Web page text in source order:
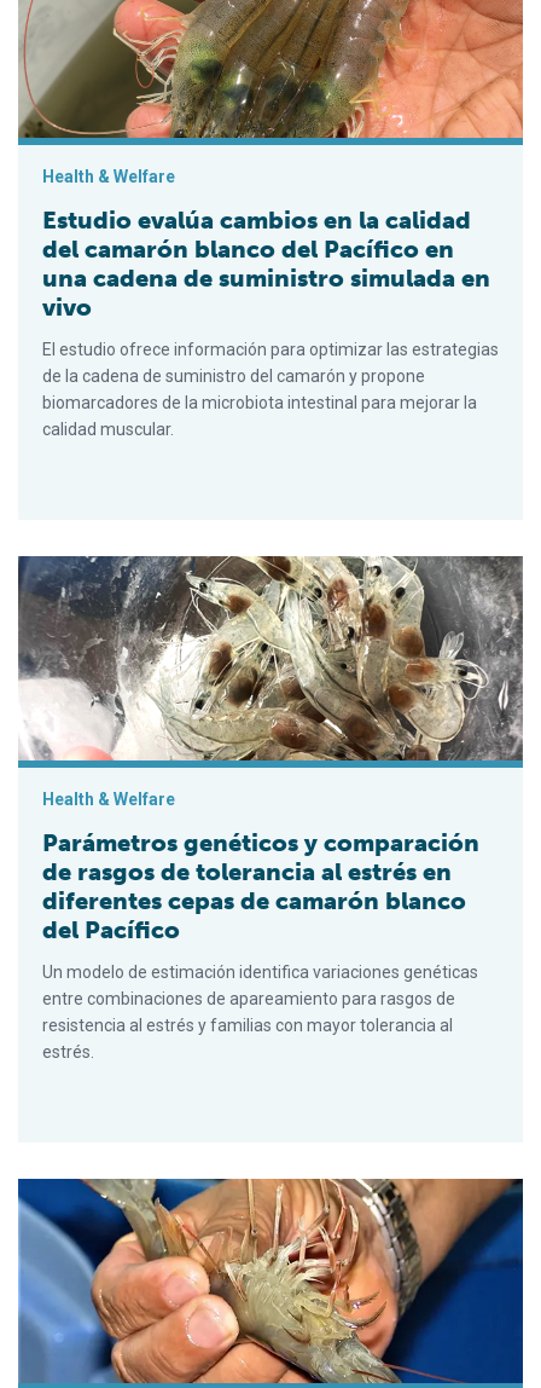
Health & Welfare
Estudio evalúa cambios en la calidad
del camarón blanco del Pacífico en
una cadena de suministro simulada en
vivo
El estudio ofrece información para optimizar las estrategias
de la cadena de suministro del camarón y propone
biomarcadores de la microbiota intestinal para mejorar la
calidad muscular.
Parámetros genéticos y comparación de rasgos de
Health & Welfare
Parámetros genéticos y comparación
de rasgos de tolerancia al estrés en
diferentes cepas de camarón blanco
del Pacífico
Un modelo de estimación identifica variaciones genéticas
entre combinaciones de apareamiento para rasgos de
resistencia al estrés y familias con mayor tolerancia al
estrés.
Los baños de inmersión con eugenol pueden mitigar las